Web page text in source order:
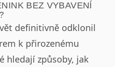
BEZ VYBAVENÍ
definitivně odklonil
k přirozenému
hledají způsoby, jak